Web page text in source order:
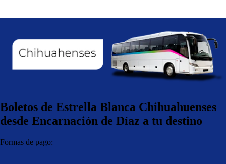
Boletos de Estrella Blanca Chihuahuenses
desde Encarnación de Díaz a tu destino
Formas de pago: